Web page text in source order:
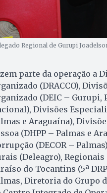
Regional de Gurupi
parte da operação a
(DRACCO),
(DEIC – Gurupi,
Divisões
e Araguaína),
(DHPP – Palmas e
(DECOR –
(Deleagro), Regionais
do Tocantins (5ª
Diretoria do Grupo